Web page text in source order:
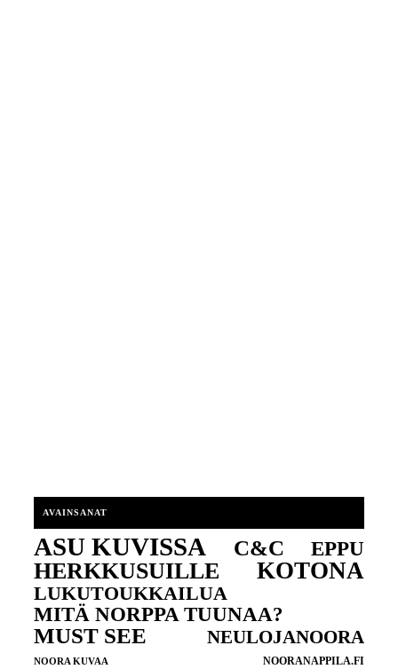
AVAINSANAT
ASU KUVISSA C&C EPPU
HERKKUSUILLE KOTONA
LUKUTOUKKAILUA
MITÄ NORPPA TUUNAA?
MUST SEE NEULOJANOORA
NOORA KUVAA NOORANAPPILA.FI